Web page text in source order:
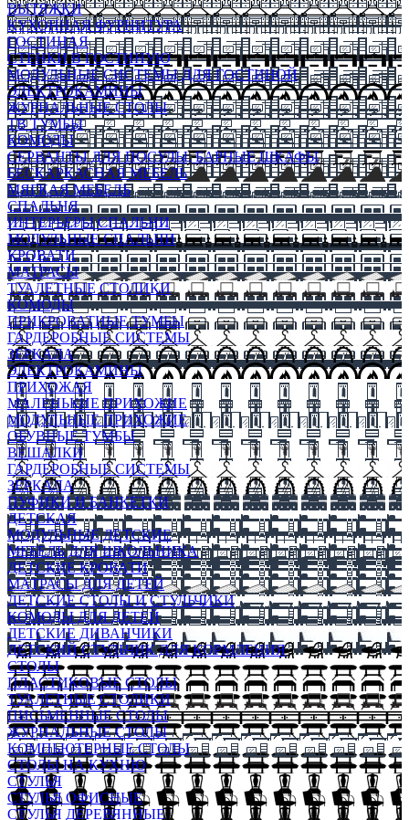
ВЫТЯЖКИ
КУХОННАЯ ФУРНИТУРА
ГОСТИНАЯ
СТЕНКИ В ГОСТИНУЮ
МОДУЛЬНЫЕ СИСТЕМЫ ДЛЯ ГОСТИНОЙ
ЭЛЕКТРОКАМИНЫ
ЖУРНАЛЬНЫЕ СТОЛЫ
ТВ ТУМБЫ
КОМОДЫ
СЕРВАНТЫ ДЛЯ ПОСУДЫ, БАРНЫЕ ШКАФЫ
БЕСКАРКАСНАЯ МЕБЕЛЬ
МЯГКАЯ МЕБЕЛЬ
СПАЛЬНЯ
ИНТЕРЬЕРЫ СПАЛЬНИ
МОДУЛЬНЫЕ СПАЛЬНИ
КРОВАТИ
МАТРАСЫ
ТУАЛЕТНЫЕ СТОЛИКИ
КОМОДЫ
ПРИКРОВАТНЫЕ ТУМБЫ
ГАРДЕРОБНЫЕ СИСТЕМЫ
ЗЕРКАЛА
ЭЛЕКТРОКАМИНЫ
ПРИХОЖАЯ
МАЛЕНЬКИЕ ПРИХОЖИЕ
МОДУЛЬНЫЕ ПРИХОЖИЕ
ОБУВНЫЕ ТУМБЫ
ВЕШАЛКИ
ГАРДЕРОБНЫЕ СИСТЕМЫ
ЗЕРКАЛА
ПУФИКИ И БАНКЕТКИ
ДЕТСКАЯ
МОДУЛЬНЫЕ ДЕТСКИЕ
МЕБЕЛЬ ДЛЯ ШКОЛЬНИКА
ДЕТСКИЕ КРОВАТИ
МАТРАСЫ ДЛЯ ДЕТЕЙ
ДЕТСКИЕ СТОЛЫ И СТУЛЬЧИКИ
КОМОДЫ ДЛЯ ДЕТЕЙ
ДЕТСКИЕ ДИВАНЧИКИ
ДЕТСКИЙ СТУЛЬЧИК ДЛЯ КОРМЛЕНИЯ
СТОЛЫ
ПЛАСТИКОВЫЕ СТОЛЫ
ТУАЛЕТНЫЕ СТОЛИКИ
ПИСЬМЕННЫЕ СТОЛЫ
ЖУРНАЛЬНЫЕ СТОЛЫ
КОМПЬЮТЕРНЫЕ СТОЛЫ
СТОЛЫ НА КУХНЮ
СТУЛЬЯ
СТУЛЬЯ ОФИСНЫЕ
СТУЛЬЯ ДЕРЕВЯННЫЕ